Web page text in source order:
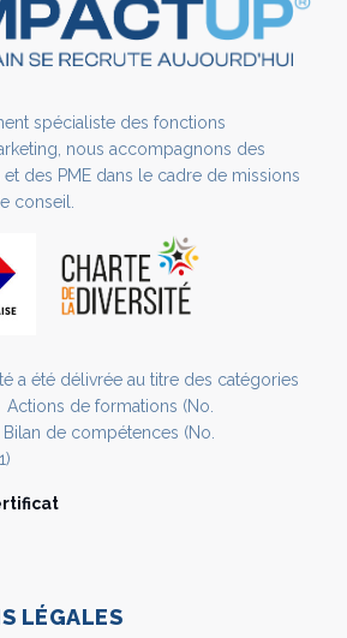
spécialiste des fonctions
nous accompagnons des
des PME dans le cadre de missions
conseil.
a été délivrée au titre des catégories
Actions de formations (No.
Bilan de compétences (No.
LÉGALES